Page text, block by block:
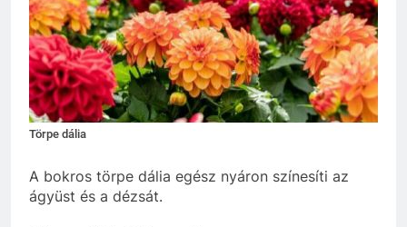
Törpe dália
A bokros törpe dália egész nyáron színesíti az
ágyüst és a dézsát.